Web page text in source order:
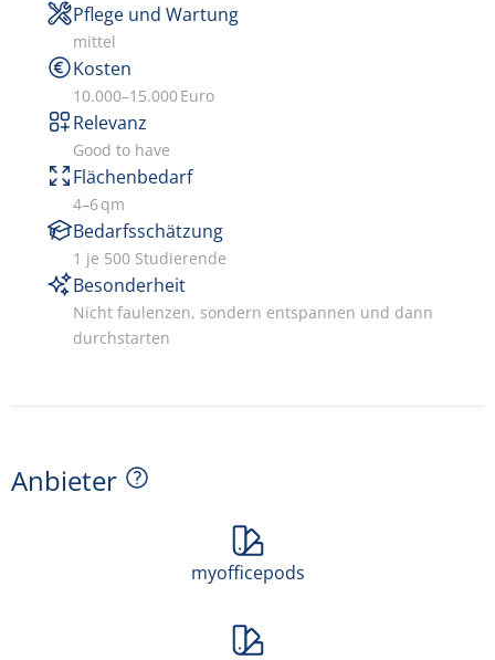
Pflege und Wartung
mittel
Kosten
10.000–15.000 Euro
Relevanz
Good to have
Flächenbedarf
4–6 qm
Bedarfsschätzung
1 je 500 Studierende
Besonderheit
Nicht faulenzen, sondern entspannen und dann
durchstarten
Anbieter
myofficepods